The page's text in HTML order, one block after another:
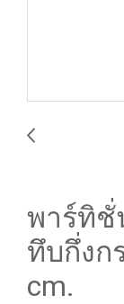
พาร์ทิชั่
ทึบกึ่งก
cm.